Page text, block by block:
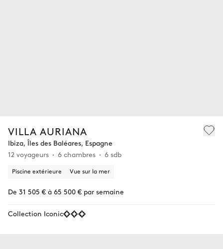
VILLA AURIANA
Ibiza, Îles des Baléares, Espagne
12 voyageurs
6 chambres 6 sdb
Piscine extérieure Vue sur la mer
De 31 505 € à 65 500 € par semaine
Collection Iconic